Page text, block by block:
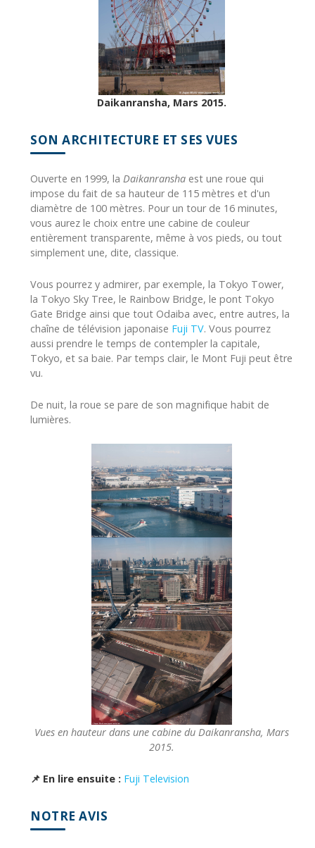
Daikanransha, Mars 2015.
SON ARCHITECTURE ET SES VUES
Ouverte en 1999, la Daikanransha est une roue qui
impose du fait de sa hauteur de 115 mètres et d'un
diamètre de 100 mètres. Pour un tour de 16 minutes,
vous aurez le choix entre une cabine de couleur
entièrement transparente, même à vos pieds, ou tout
simplement une, dite, classique.
Vous pourrez y admirer, par exemple, la Tokyo Tower,
la Tokyo Sky Tree, le Rainbow Bridge, le pont Tokyo
Gate Bridge ainsi que tout Odaiba avec, entre autres, la
chaîne de télévision japonaise Fuji TV. Vous pourrez
aussi prendre le temps de contempler la capitale,
Tokyo, et sa baie. Par temps clair, le Mont Fuji peut être
vu.
De nuit, la roue se pare de son magnifique habit de
lumières.
Vues en hauteur dans une cabine du Daikanransha, Mars
2015.
📌 En lire ensuite : Fuji Television
NOTRE AVIS